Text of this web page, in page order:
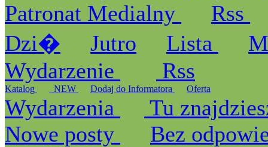
Patronat Medialny
Rss
Dzi�
Jutro Lista
Wydarzenie
Rss
Katalog _NEW Dodaj do Informatora Oferta
Wydarzenia
Tu
Nowe posty
Bez